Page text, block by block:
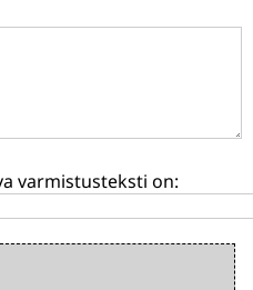
varmistusteksti on: